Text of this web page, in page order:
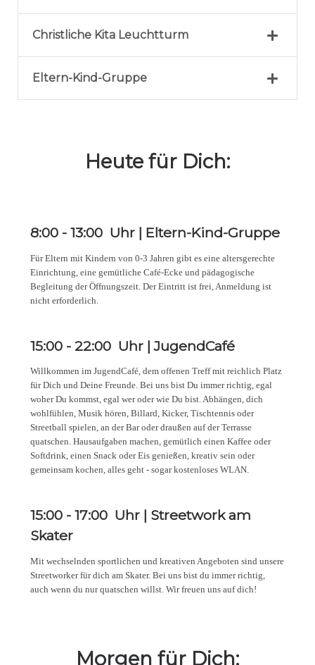
Christliche Kita Leuchtturm
Eltern-Kind-Gruppe
Heute für Dich:
8:00 - 13:00 Uhr | Eltern-Kind-Gruppe
Für Eltern mit Kindern von 0-3 Jahren gibt es eine altersgerechte
Einrichtung, eine gemütliche Café-Ecke und pädagogische
Begleitung der Öffnungszeit. Der Eintritt ist frei, Anmeldung ist
nicht erforderlich.
15:00 - 22:00 Uhr |JugendCafé
Willkommen im JugendCafé, dem offenen Treff mit reichlich Platz
für Dich und Deine Freunde. Bei uns bist Du immer richtig, egal
woher Du kommst, egal wer oder wie Du bist. Abhängen, dich
wohlfühlen, Musik hören, Billard, Kicker, Tischtennis oder
Streetball spielen, an der Bar oder draußen auf der Terrasse
quatschen. Hausaufgaben machen, gemütlich einen Kaffee oder
Softdrink, einen Snack oder Eis genießen, kreativ sein oder
gemeinsam kochen, alles geht - sogar kostenloses WLAN.
15:00 - 17:00 Uhr | Streetwork am
Skater
Mit wechselnden sportlichen und kreativen Angeboten sind unsere
Streetworker für dich am Skater. Bei uns bist du immer richtig,
auch wenn du nur quatschen willst. Wir freuen uns auf dich!
Morgen für Dich: